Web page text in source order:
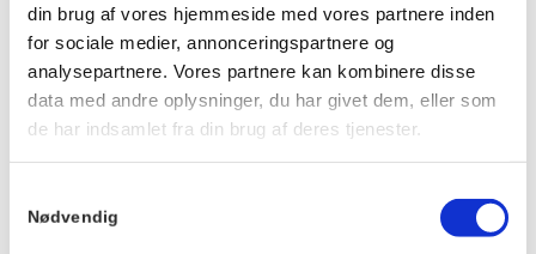
din brug af vores hjemmeside med vores partnere inden
for sociale medier, annonceringspartnere og
analysepartnere. Vores partnere kan kombinere disse
data med andre oplysninger, du har givet dem, eller som
de har indsamlet fra din brug af deres tjenester.
Nødvendig
Den 21/7: 80’er-fest – Hårspray og hits
Den 28/7: Hornbæk ved havet – Sange om vand, sommer og
frihed
Den 4/8: Melodi Grand Prix – Alt det som ingen ser
Vi synger udendørs i haven.